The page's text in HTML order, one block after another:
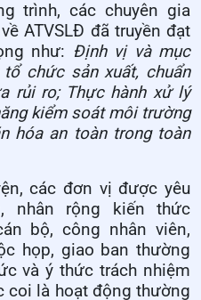
trình, các chuyên gia
ATVSLĐ đã truyền đạt
như: Định vị và mục
chức sản xuất, chuẩn
rủi ro; Thực hành xử lý
kiểm soát môi trường
hóa an toàn trong toàn
các đơn vị được yêu
nhân rộng kiến thức
bộ, công nhân viên,
họp, giao ban thường
và ý thức trách nhiệm
coi là hoạt động thường